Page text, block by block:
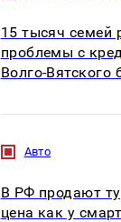
15 тысяч семей
проблемы с
Волго-Вятского
Авто
В РФ продают
цена как у